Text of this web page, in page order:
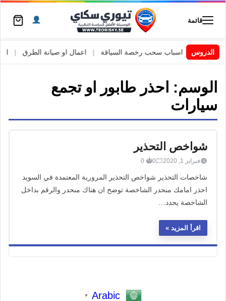
قائمة
الدروسالسويد | اسباب سحب رخصة السياقة اعمال او صيانة الطرق
الوسم: احذر طابور او تجمع
سيارات
شواخص التحذير
فبراير 1, 2020 0
0
شاخصات التحذير شواخص التحذير المرورية المعتمدة في السويد
احذر امامك منحدر الشاخصة توضح ان هناك منحدر والرقم بداخل
الشاخصة يحدد…
اقرأ المزيد
Arabic
▼